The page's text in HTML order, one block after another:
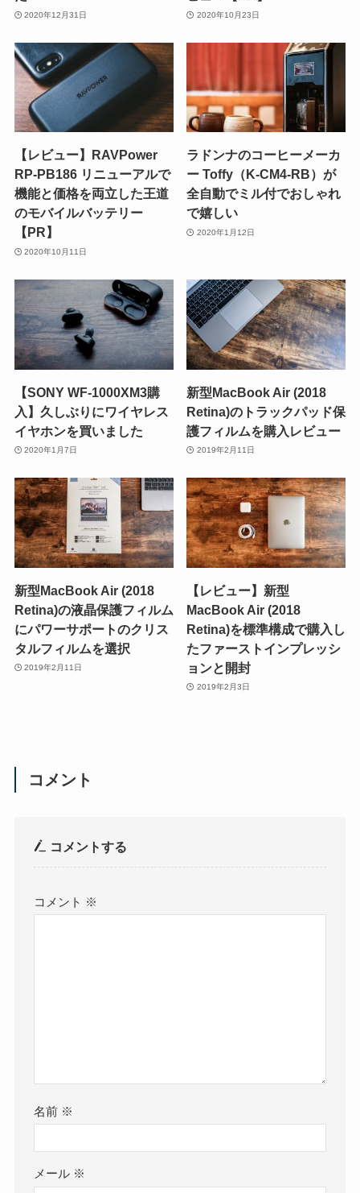
2020年12月31日 2020年10月23日
【レビュー】RAVPower
RP-PB186 リニューアルで
機能と価格を両立した王道
のモバイルバッテリー
【PR】
2020年10月11日
ラドンナのコーヒーメーカ
ー Toffy（K-CM4-RB）が
全自動でミル付でおしゃれ
で嬉しい
2020年1月12日
【SONY WF-1000XM3購
入】久しぶりにワイヤレス
イヤホンを買いました
2020年1月7日
新型MacBook Air (2018
Retina)のトラックパッド保
護フィルムを購入レビュー
2019年2月11日
新型MacBook Air (2018
Retina)の液晶保護フィルム
にパワーサポートのクリス
タルフィルムを選択
2019年2月11日
【レビュー】新型
MacBook Air (2018
Retina)を標準構成で購入し
たファーストインプレッシ
ョンと開封
2019年2月3日
コメント
コメントする
コメント ※
名前 ※
メール ※